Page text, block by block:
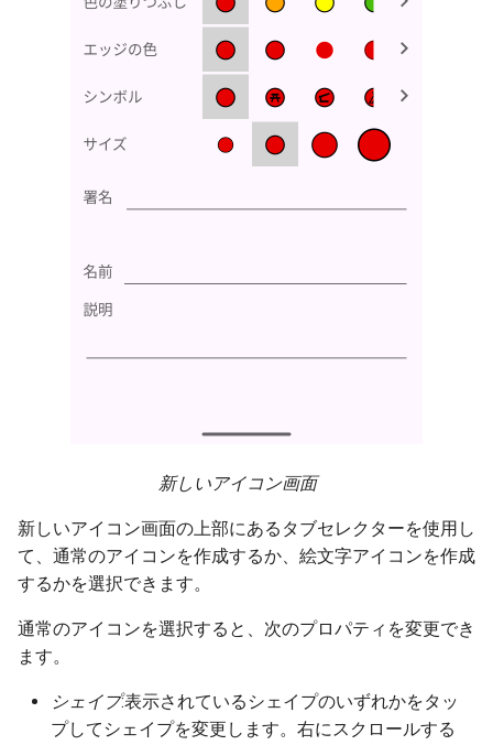
新しいアイコン画面
新しいアイコン画面の上部にあるタブセレクターを使用し
て、通常のアイコンを作成するか、絵文字アイコンを作成
するかを選択できます。
通常のアイコンを選択すると、次のプロパティを変更でき
ます。
シェイプ:表示されているシェイプのいずれかをタッ
プしてシェイプを変更します。右にスクロールする